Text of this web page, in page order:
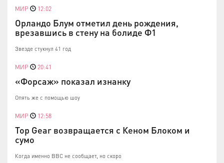
МИР 12:02
Орландо Блум отметил день рождения,
врезавшись в стену на болиде Ф1
Звезде стукнул 41 год
МИР 20:41
«Форсаж» показал изнанку
Опять же с помощью шоу
МИР 12:58
Top Gear возвращается с Кеном Блоком и
сумо
Когда именно ВВС не сообщает, но скоро